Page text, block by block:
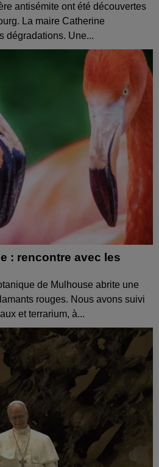
antisémite ont été découvertes
La maire Catherine
dégradations. Une...
: rencontre avec les
de Mulhouse abrite une
rouges. Nous avons suivi
et terrarium, à...